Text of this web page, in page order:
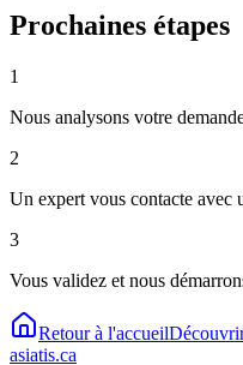
Prochaines étapes
1
Nous analysons votre
2
Un expert vous contacte avec
3
Vous validez et nous
Retour à l'accueil
asiatis.ca